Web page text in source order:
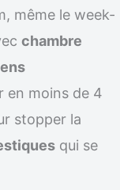
même le week-
chambre
en moins de 4
stopper la
qui se